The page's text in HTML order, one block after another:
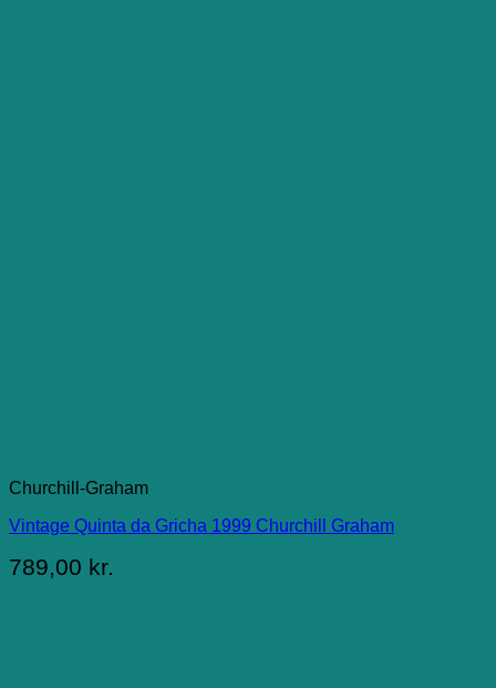
Churchill-Graham
Vintage Quinta da Gricha 1999 Churchill Graham
789,00 kr.